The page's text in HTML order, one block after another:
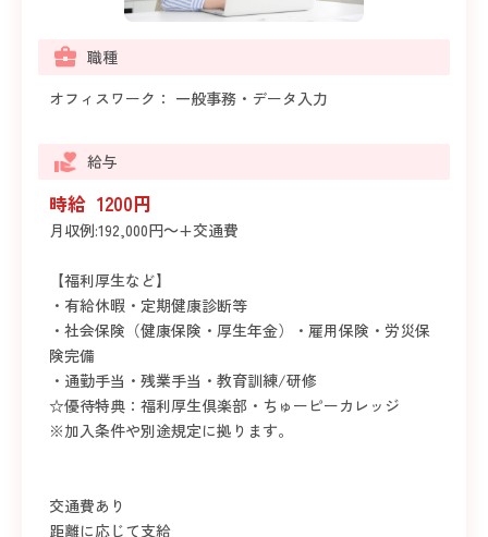
職種
オフィスワーク： 一般事務・データ入力
給与
時給 1200円
月収例:192,000円～+交通費
【福利厚生など】
・有給休暇・定期健康診断等
・社会保険（健康保険・厚生年金）・雇用保険・労災保
険完備
・通勤手当・残業手当・教育訓練/研修
☆優待特典：福利厚生倶楽部・ちゅーピーカレッジ
※加入条件や別途規定に拠ります。
交通費あり
距離に応じて支給